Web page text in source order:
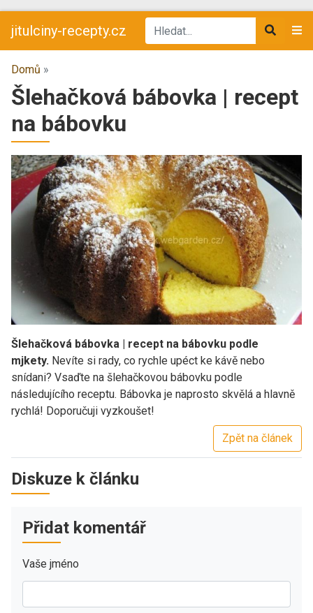
jitulciny-recepty.cz
Domů »
Šlehačková bábovka | recept
na bábovku
Šlehačková bábovka | recept na bábovku podle
mjkety. Nevíte si rady, co rychle upéct ke kávě nebo
snídani? Vsaďte na šlehačkovou bábovku podle
následujícího receptu. Bábovka je naprosto skvělá a hlavně
rychlá! Doporučuji vyzkoušet!
Zpět na článek
Diskuze k článku
Přidat komentář
Vaše jméno